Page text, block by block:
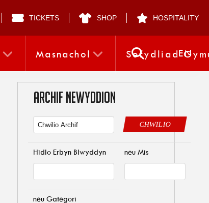
TICKETS SHOP HOSPITALITY
Masnachol SefydliadEN
ARCHIF NEWYDDION
CHWILIO
Hidlo Erbyn Blwyddyn neu Mis
neu Gategori